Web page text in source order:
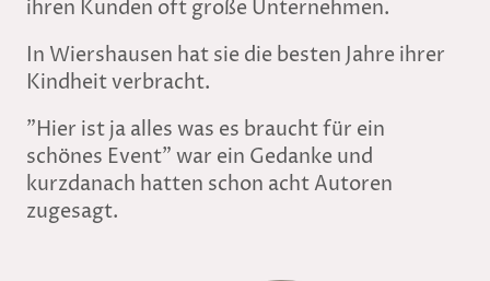
ihren Kunden oft große Unternehmen.
In Wiershausen hat sie die besten Jahre ihrer
Kindheit verbracht.
"Hier ist ja alles was es braucht für ein
schönes Event" war ein Gedanke und
kurzdanach hatten schon acht Autoren
zugesagt.